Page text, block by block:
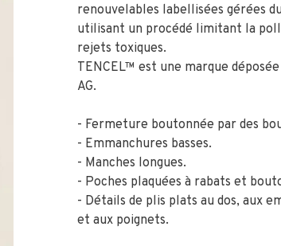
renouvelables labellisées gérées
utilisant un procédé limitant la
rejets toxiques.
TENCEL™ est une marque
AG.
- Fermeture boutonnée par des
- Emmanchures basses.
- Manches longues.
- Poches plaquées à rabats et
- Détails de plis plats au dos, aux
et aux poignets.